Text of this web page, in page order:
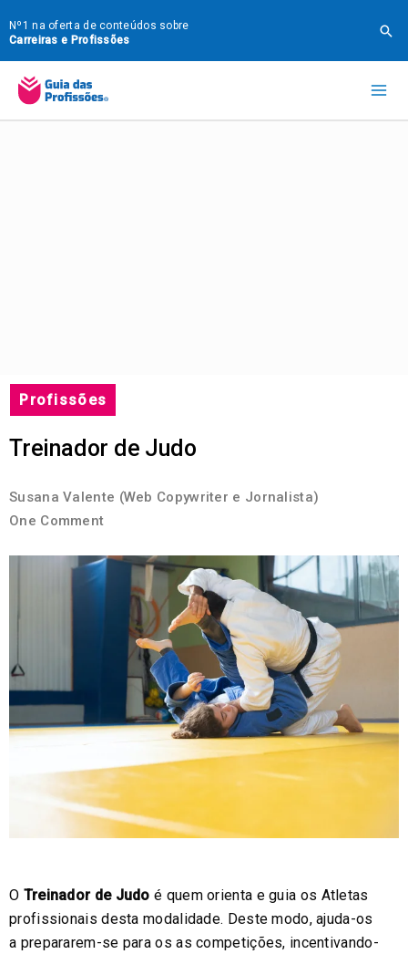
para
o
conteúdo
Nº1 na oferta de conteúdos sobre
Carreiras e Profissões
Profissões
Treinador de Judo
Susana Valente (Web Copywriter e Jornalista)
One Comment
O Treinador de Judoé quem orienta e guia os Atletas
profissionais desta modalidade. Deste modo, ajuda-os
a prepararem-se para os as competições, incentivando-